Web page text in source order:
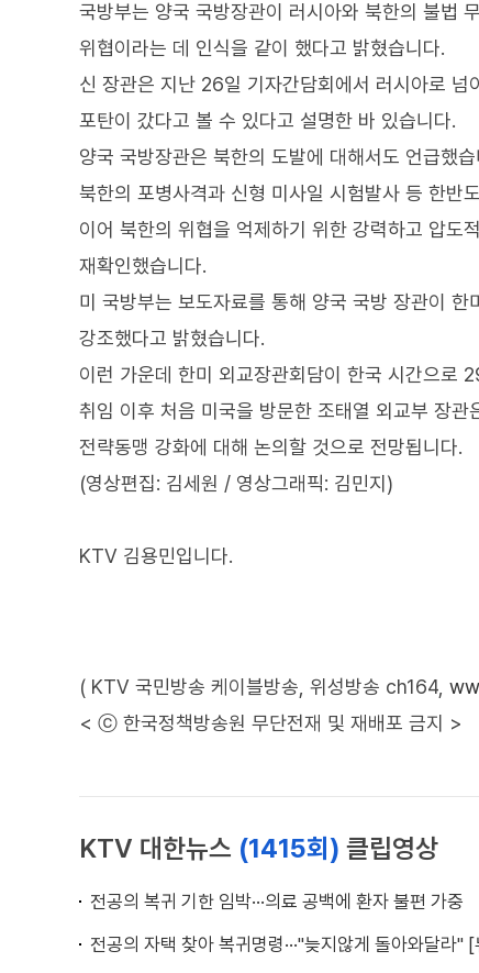
국방부는 양국 국방장관이 러시아와 북한의 불법
위협이라는 데 인식을 같이 했다고 밝혔습니다.
신 장관은 지난 26일 기자간담회에서 러시아로
포탄이 갔다고 볼 수 있다고 설명한 바 있습니다.
양국 국방장관은 북한의 도발에 대해서도 언급했습
북한의 포병사격과 신형 미사일 시험발사 등 한반
이어 북한의 위협을 억제하기 위한 강력하고 압도
재확인했습니다.
미 국방부는 보도자료를 통해 양국 국방 장관이
강조했다고 밝혔습니다.
이런 가운데 한미 외교장관회담이 한국 시간으로
취임 이후 처음 미국을 방문한 조태열 외교부 장
전략동맹 강화에 대해 논의할 것으로 전망됩니다.
(영상편집: 김세원 / 영상그래픽: 김민지)
KTV 김용민입니다.
( KTV 국민방송 케이블방송, 위성방송 ch164,
< ⓒ 한국정책방송원 무단전재 및 재배포 금지 >
KTV 대한뉴스 (1415회) 클립영상
전공의 복귀 기한 임박···의료 공백에 환자 불편 가중
전공의 자택 찾아 복귀명령···"늦지않게 돌아와달라"